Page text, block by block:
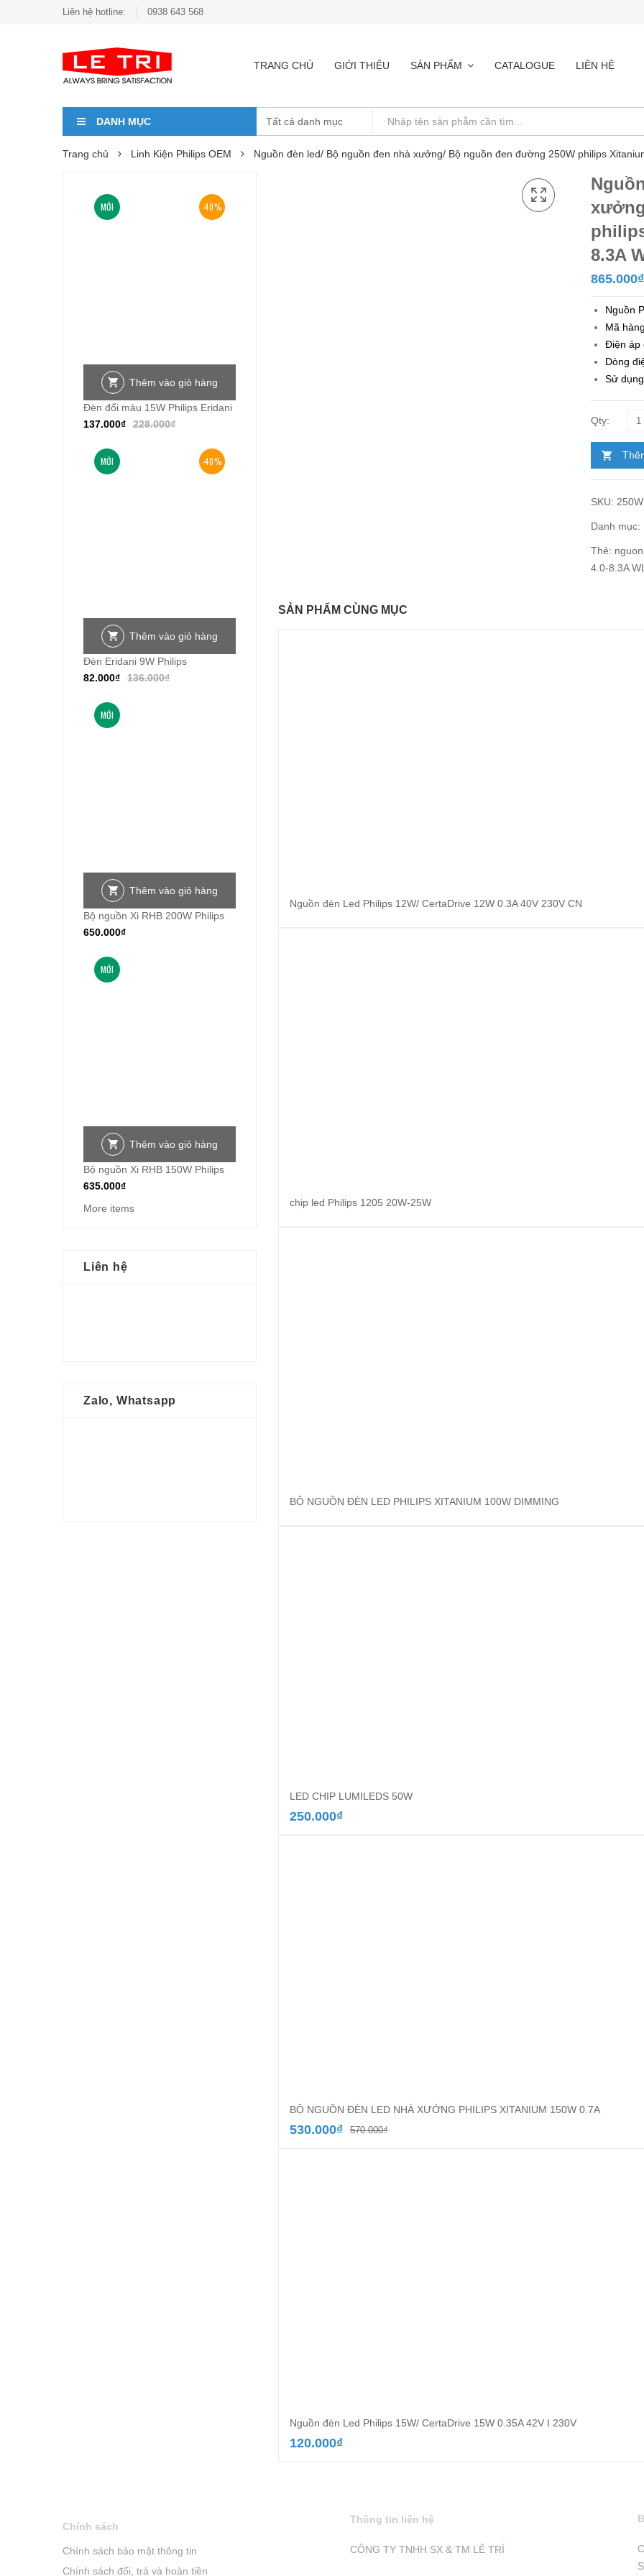
Liên hệ hotline: 0938 643 568
TRANG CHỦ GIỚI THIỆU SẢN PHẨM CATALOGUE LIÊN HỆ
DANH MỤC
Trang chủ Linh Kiện Philips OEM Nguồn đèn led/ Bộ nguồn đen nhà xưởng/ Bộ nguồn đen đường 250W philips
8.3A
865.000₫
Nguồn
Mã
Điện áp
Dòng
Sử
SKU:
Danh mục:
Thẻ:
4.0-8.3A
SẢN PHẨM CÙNG MỤC
Nguồn đèn Led Philips 12W/ CertaDrive 12W 0.3A 40V 230V CN
chip led Philips 1205 20W-25W
BỘ NGUỒN ĐÈN LED PHILIPS XITANIUM 100W DIMMING
LED CHIP LUMILEDS 50W
250.000₫
BỘ NGUỒN ĐÈN LED NHÀ XƯỞNG PHILIPS XITANIUM 150W 0.7A
570.000₫Giá
530.000₫
Giá
Nguồn đèn Led Philips 15W/ CertaDrive 15W 0.35A 42V I 230V
120.000₫
-40%
MỚI
Thêm vào giỏ hàng
Đèn đổi màu 15W Philips Eridani
228.000₫
137.000₫
-40%
MỚI
Thêm vào giỏ hàng
Đèn Eridani 9W Philips
136.000₫
82.000₫
MỚI
Thêm vào giỏ hàng
Bộ nguồn Xi RHB 200W Philips
650.000₫
MỚI
Thêm vào giỏ hàng
Bộ nguồn Xi RHB 150W Philips
635.000₫
More items
Liên hệ
Zalo, Whatsapp
Chính sách
Chính sách bảo mật thông tin
Chính sách đổi, trả và hoàn tiền
Thông tin liên hệ
CÔNG TY TNHH SX & TM LÊ TRÍ